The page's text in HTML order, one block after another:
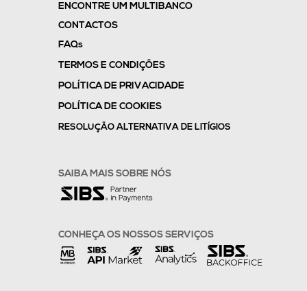
ENCONTRE UM MULTIBANCO
CONTACTOS
FAQs
TERMOS E CONDIÇÕES
POLÍTICA DE PRIVACIDADE
POLÍTICA DE COOKIES
RESOLUÇÃO ALTERNATIVA DE LITÍGIOS
SAIBA MAIS SOBRE NÓS
CONHEÇA OS NOSSOS SERVIÇOS